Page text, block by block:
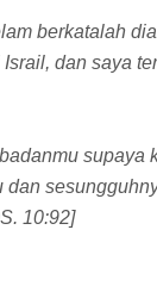
berkatalah
dan saya
supaya
10:92]